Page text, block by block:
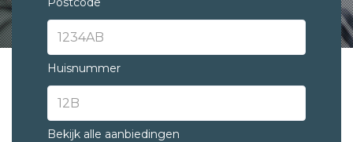
Huisnummer
Bekijk alle aanbiedingen